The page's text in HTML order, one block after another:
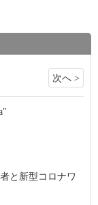
次へ >
と新型コロナワ